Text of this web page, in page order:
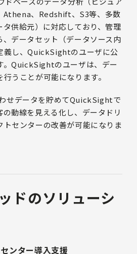
Athena、Redshift、S3等、多数
タ供給元）に対応しており、管理
データセット（データソース内
義し、QuickSightのユーザに公
。QuickSightのユーザは、デー
うことが可能になります。
せデータを貯めてQuickSightで
動線を見える化し、データドリ
トセンターの改善が可能になりま
ドのソリューシ
ンター導入支援